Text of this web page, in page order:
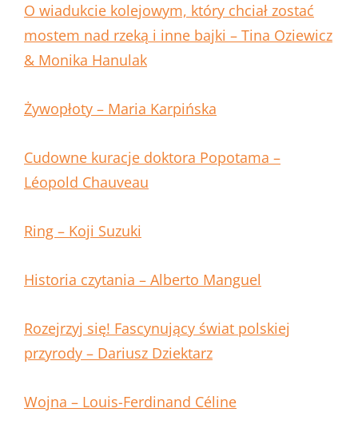
O wiadukcie kolejowym, który chciał zostać
mostem nad rzeką i inne bajki – Tina Oziewicz
& Monika Hanulak
Żywopłoty – Maria Karpińska
Cudowne kuracje doktora Popotama –
Léopold Chauveau
Ring – Koji Suzuki
Historia czytania – Alberto Manguel
Rozejrzyj się! Fascynujący świat polskiej
przyrody – Dariusz Dziektarz
Wojna – Louis-Ferdinand Céline